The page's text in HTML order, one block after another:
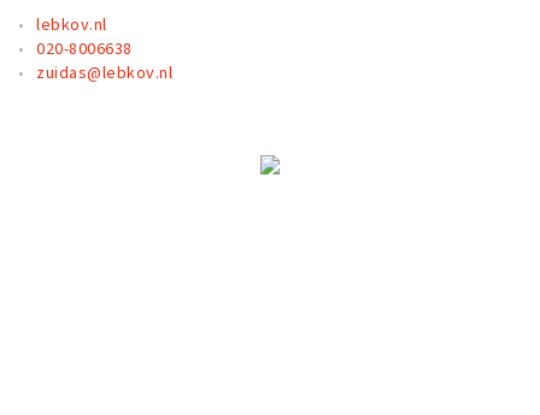
lebkov.nl
020-8006638
zuidas@lebkov.nl